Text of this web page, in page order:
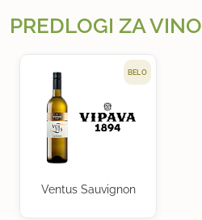
PREDLOGI ZA VINO
BELO
Ventus Sauvignon